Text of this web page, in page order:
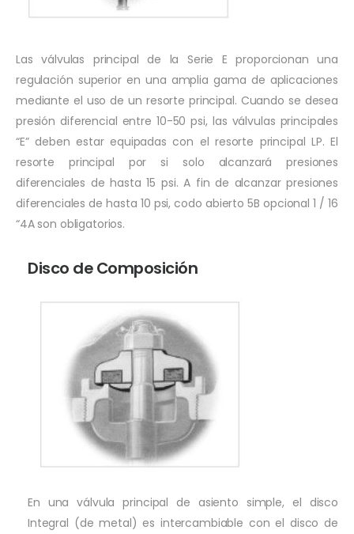
Las válvulas principal de la Serie E proporcionan una
regulación superior en una amplia gama de aplicaciones
mediante el uso de un resorte principal. Cuando se desea
presión diferencial entre 10-50 psi, las válvulas principales
“E” deben estar equipadas con el resorte principal LP. El
resorte principal por si solo alcanzará presiones
diferenciales de hasta 15 psi. A fin de alcanzar presiones
diferenciales de hasta 10 psi, codo abierto 5B opcional 1 / 16
“4A son obligatorios.
Disco de Composición
En una válvula principal de asiento simple, el disco
Integral (de metal) es intercambiable con el disco de